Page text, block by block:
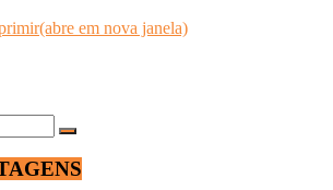
em nova janela)